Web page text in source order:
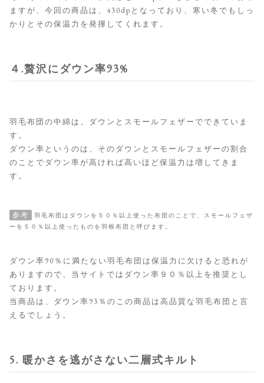
ますが、今回の商品は、430dpとなっており、寒い冬でもしっ
かりとその保温力を発揮してくれます。
４.贅沢にダウン率93%
羽毛布団の中綿は、ダウンとスモールフェザーでできていま
す。
ダウン率というのは、そのダウンとスモールフェザーの割合
のことでダウン率が高ければ高いほど保温力は増してきま
す。
参考
羽毛布団はダウンを５０％以上使った布団のことで、スモールフェザ
ーを５０％以上使ったものを羽根布団と呼びます。
ダウン率90％に満たない羽毛布団は保温力に欠けると恐れが
ありますので、当サイトではダウン率９０％以上を推奨とし
ております。
当商品は、ダウン率93％のこの商品は高品質な羽毛布団と言
えるでしょう。
5. 暖かさを逃がさない二層式キルト